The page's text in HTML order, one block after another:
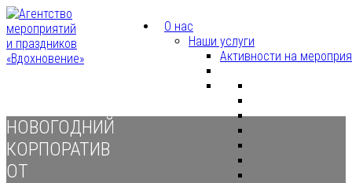
О нас
Наши услуги
Активности на
НОВОГОДНИЙ
КОРПОРАТИВ
ОТ